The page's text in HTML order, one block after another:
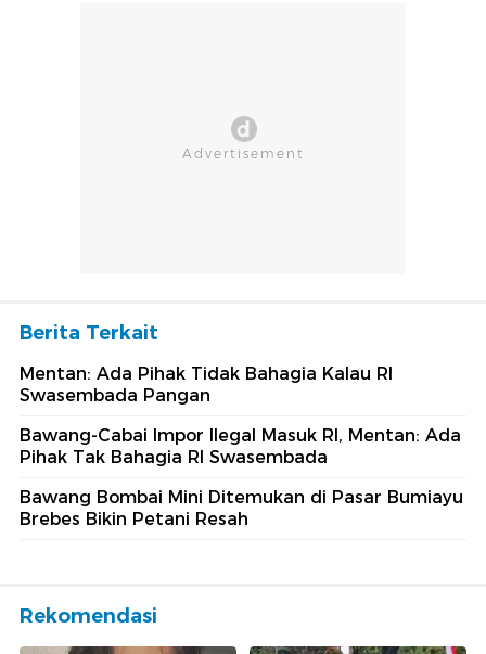
Berita Terkait
Mentan: Ada Pihak Tidak Bahagia Kalau RI
Swasembada Pangan
Bawang-Cabai Impor Ilegal Masuk RI, Mentan: Ada
Pihak Tak Bahagia RI Swasembada
Bawang Bombai Mini Ditemukan di Pasar Bumiayu
Brebes Bikin Petani Resah
Rekomendasi